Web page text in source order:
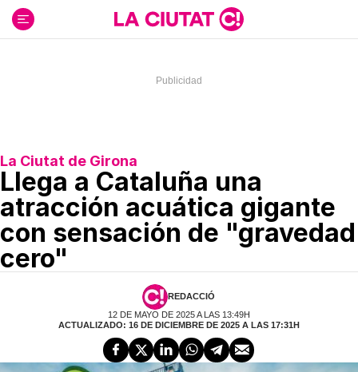
contenido
La Ciutat de Girona
Llega a Cataluña una
atracción acuática gigante
con sensación de "gravedad
cero"
REDACCIÓ
12 DE MAYO DE 2025 A LAS 13:49H
ACTUALIZADO: 16 DE DICIEMBRE DE 2025 A LAS 17:31H